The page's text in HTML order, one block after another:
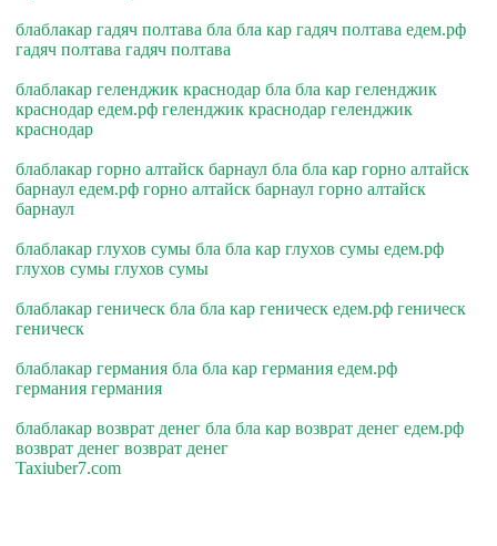
блаблакар гадяч полтава бла бла кар гадяч полтава едем.рф
гадяч полтава гадяч полтава
блаблакар геленджик краснодар бла бла кар геленджик
краснодар едем.рф геленджик краснодар геленджик
краснодар
блаблакар горно алтайск барнаул бла бла кар горно алтайск
барнаул едем.рф горно алтайск барнаул горно алтайск
барнаул
блаблакар глухов сумы бла бла кар глухов сумы едем.рф
глухов сумы глухов сумы
блаблакар геническ бла бла кар геническ едем.рф геническ
геническ
блаблакар германия бла бла кар германия едем.рф
германия германия
блаблакар возврат денег бла бла кар возврат денег едем.рф
возврат денег возврат денег
Taxiuber7.com